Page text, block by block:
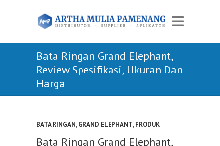
Bata Ringan Grand Elephant,
Review Spesifikasi, Ukuran Dan
Harga
BATA RINGAN,GRAND ELEPHANT,PRODUK
Bata Ringan Grand Elephant,